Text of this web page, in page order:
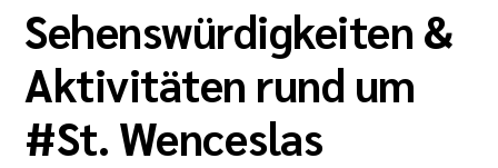
Sehenswürdigkeiten &
Aktivitäten rund um
#St. Wenceslas